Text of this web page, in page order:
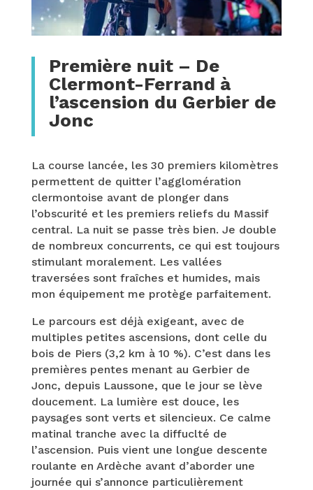
Première nuit – De
Clermont-Ferrand à
l’ascension du Gerbier de
Jonc
La course lancée, les 30 premiers kilomètres
permettent de quitter l’agglomération
clermontoise avant de plonger dans
l’obscurité et les premiers reliefs du Massif
central. La nuit se passe très bien. Je double
de nombreux concurrents, ce qui est toujours
stimulant moralement. Les vallées
traversées sont fraîches et humides, mais
mon équipement me protège parfaitement.
Le parcours est déjà exigeant, avec de
multiples petites ascensions, dont celle du
bois de Piers (3,2 km à 10 %). C’est dans les
premières pentes menant au Gerbier de
Jonc, depuis Laussone, que le jour se lève
doucement. La lumière est douce, les
paysages sont verts et silencieux. Ce calme
matinal tranche avec la diffuclté de
l’ascension. Puis vient une longue descente
roulante en Ardèche avant d’aborder une
journée qui s’annonce particulièrement